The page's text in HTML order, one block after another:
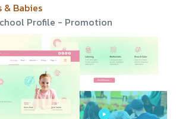
& Babies
Profile - Promotion